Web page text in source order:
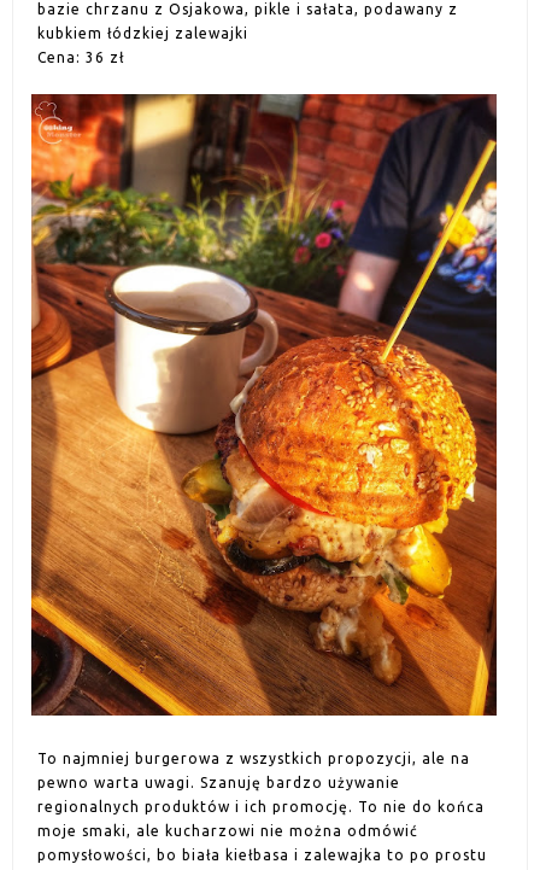
bazie chrzanu z Osjakowa, pikle i sałata, podawany z
kubkiem łódzkiej zalewajki
Cena: 36 zł
To najmniej burgerowa z wszystkich propozycji, ale na
pewno warta uwagi. Szanuję bardzo używanie
regionalnych produktów i ich promocję. To nie do końca
moje smaki, ale kucharzowi nie można odmówić
pomysłowości, bo biała kiełbasa i zalewajka to po prostu